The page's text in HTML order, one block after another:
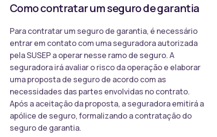
Como contratar um seguro de garantia
Para contratar um seguro de garantia, é necessário
entrar em contato com uma seguradora autorizada
pela SUSEP a operar nesse ramo de seguro. A
seguradora irá avaliar o risco da operação e elaborar
uma proposta de seguro de acordo com as
necessidades das partes envolvidas no contrato.
Após a aceitação da proposta, a seguradora emitirá a
apólice de seguro, formalizando a contratação do
seguro de garantia.